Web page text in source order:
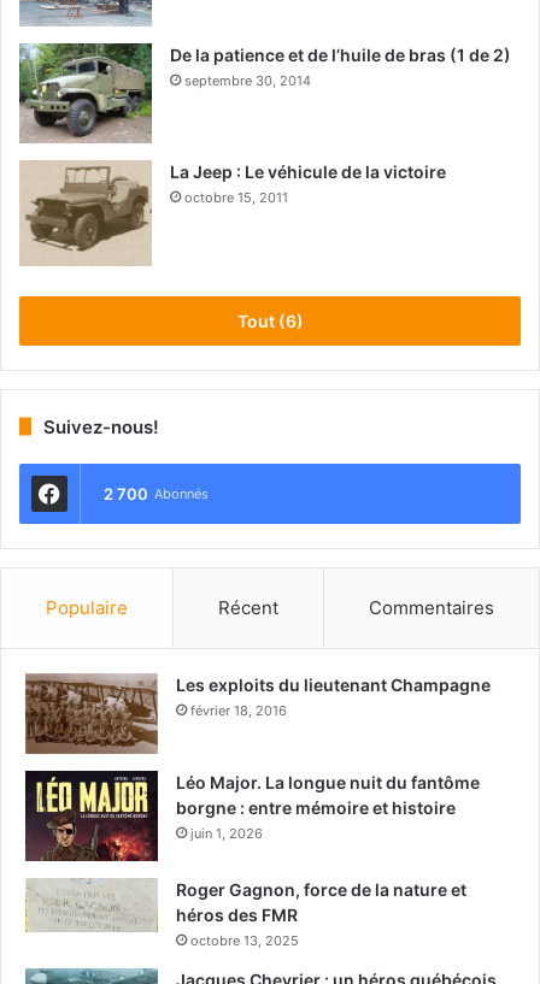
De la patience et de l’huile de bras (1 de 2)
septembre 30, 2014
La Jeep : Le véhicule de la victoire
octobre 15, 2011
Tout (6)
Suivez-nous!
2 700 Abonnés
Populaire Récent Commentaires
Les exploits du lieutenant Champagne
février 18, 2016
Léo Major. La longue nuit du fantôme
borgne : entre mémoire et histoire
juin 1, 2026
Roger Gagnon, force de la nature et
héros des FMR
octobre 13, 2025
Jacques Chevrier : un héros québécois